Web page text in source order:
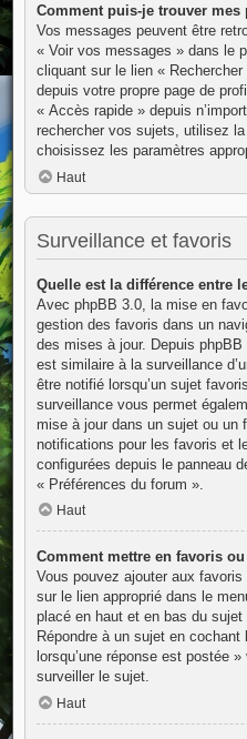
Comment puis-je trouver mes
Vos messages peuvent être
« Voir vos messages » dans le
cliquant sur le lien «
depuis votre propre page de
« Accès rapide » depuis
rechercher vos sujets, utilisez
choisissez les paramètres
Haut
Surveillance et favoris
Quelle est la différence entre
Avec phpBB 3.0, la mise en
gestion des favoris dans un
des mises à jour. Depuis
est similaire à la surveillance
être notifié lorsqu’un sujet
surveillance vous permet
mise à jour dans un sujet ou un
notifications pour les favoris et
configurées depuis le panneau
« Préférences du forum ».
Haut
Comment mettre en favoris
Vous pouvez ajouter aux
sur le lien approprié dans le
placé en haut et en bas du
Répondre à un sujet en
lorsqu’une réponse est postée
surveiller le sujet.
Haut